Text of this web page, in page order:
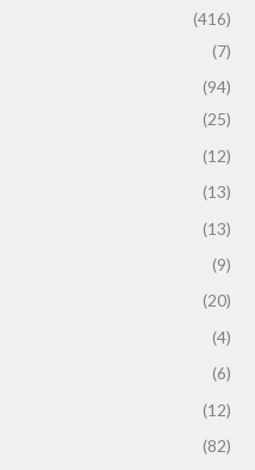
(416)
(7)
(94)
(25)
(12)
(13)
(13)
(9)
(20)
(4)
(6)
(12)
(82)